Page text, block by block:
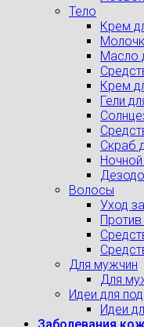
Тело
Крем
Масло
Крем
Гели
Скраб
Волосы
Уход
Для мужчин
Для
Идеи для
Идеи